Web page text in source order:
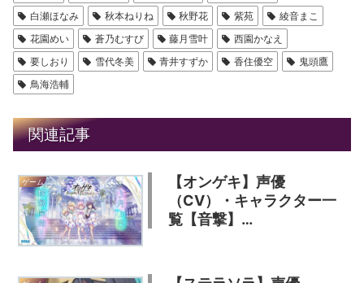
白瀬ほなみ
秋本ねりね 秋野花 紫苑
綾音まこ
花園めい
蒼乃むすび 藤月雪叶
西園かなえ
要しおり
雪代冬美 青井すずか 香住優空
鬼頭鷹
鳥海浩輔
関連記事
ゲーム
【オンゲキ】声優
（CV）・キャラクター一
覧【音撃】